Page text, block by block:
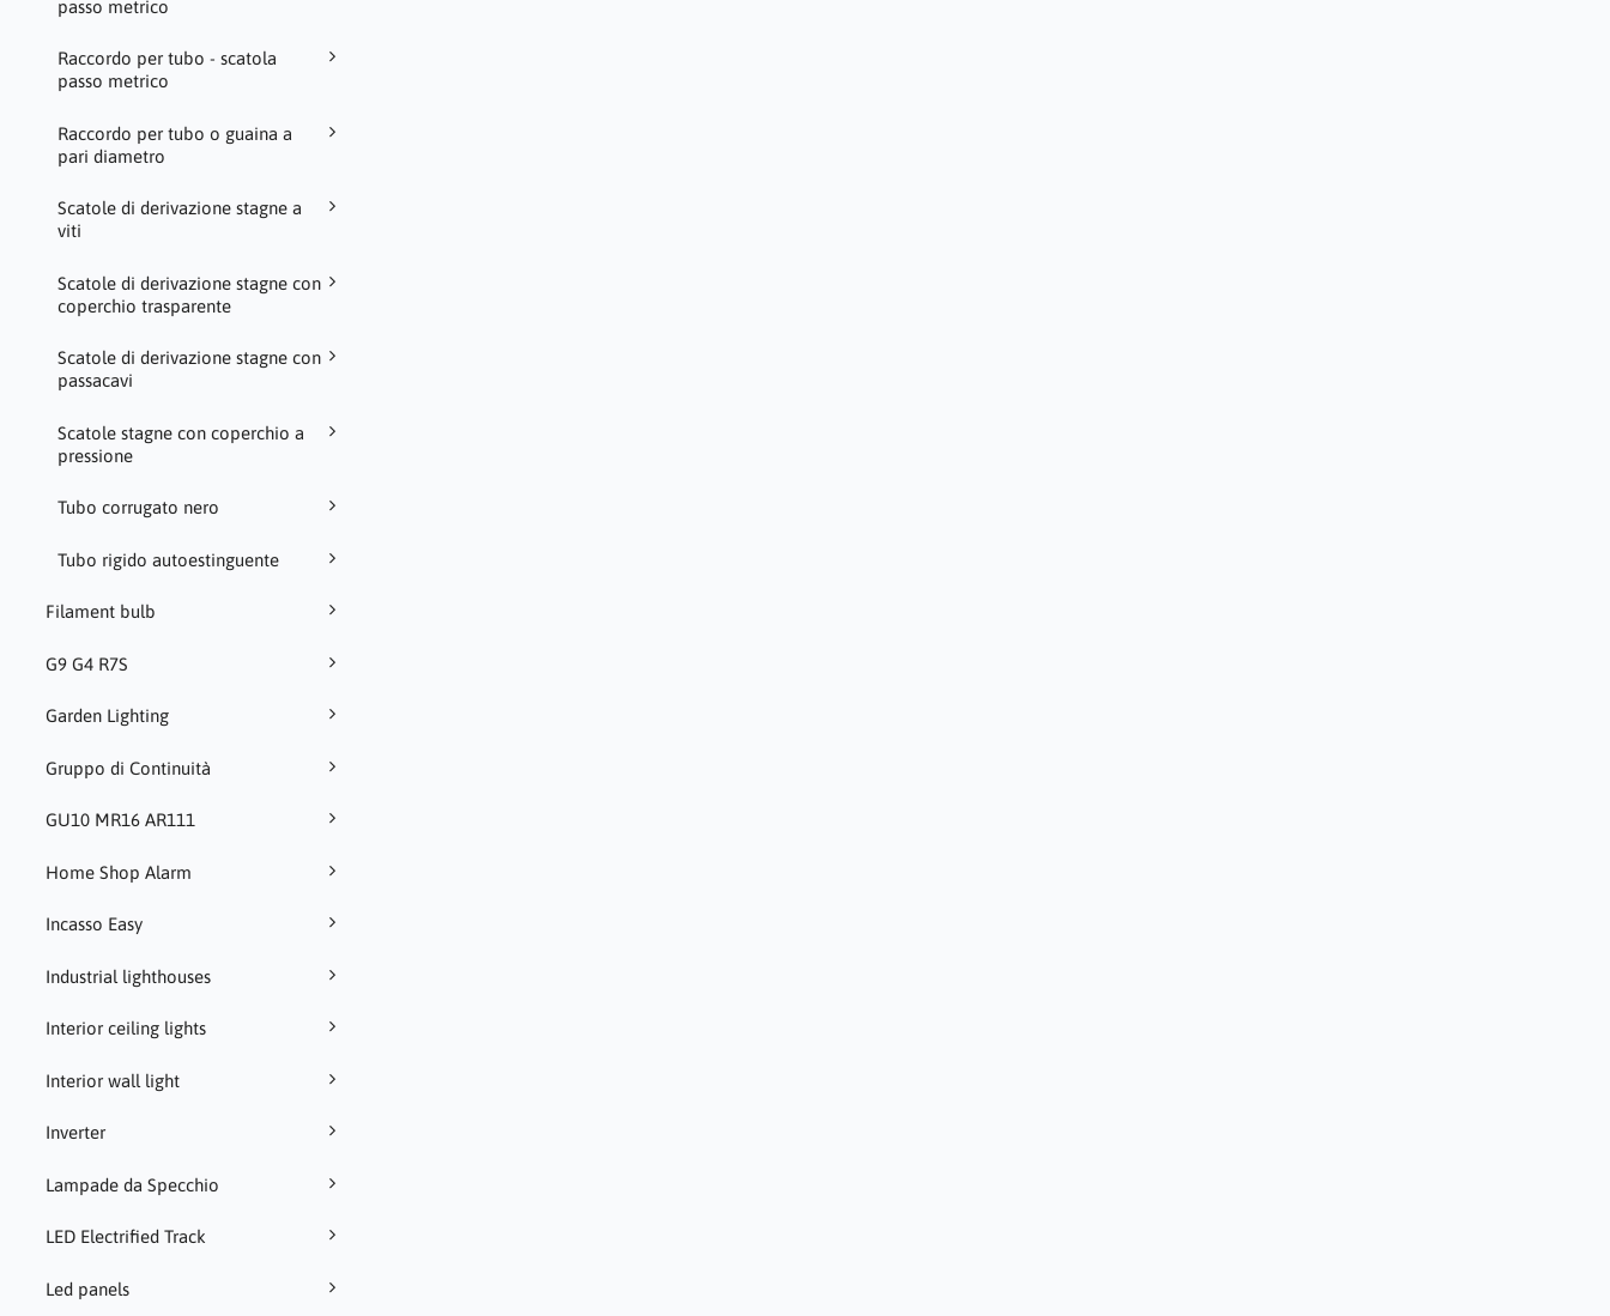
passo metrico
Raccordo per tubo - scatola
passo metrico
Raccordo per tubo o guaina a
pari diametro
Scatole di derivazione stagne a
viti
Scatole di derivazione stagne con
coperchio trasparente
Scatole di derivazione stagne con
passacavi
Scatole stagne con coperchio a
pressione
Tubo corrugato nero
Tubo rigido autoestinguente
Filament bulb
G9 G4 R7S
Garden Lighting
Gruppo di Continuità
GU10 MR16 AR111
Home Shop Alarm
Incasso Easy
Industrial lighthouses
Interior ceiling lights
Interior wall light
Inverter
Lampade da Specchio
LED Electrified Track
Led panels